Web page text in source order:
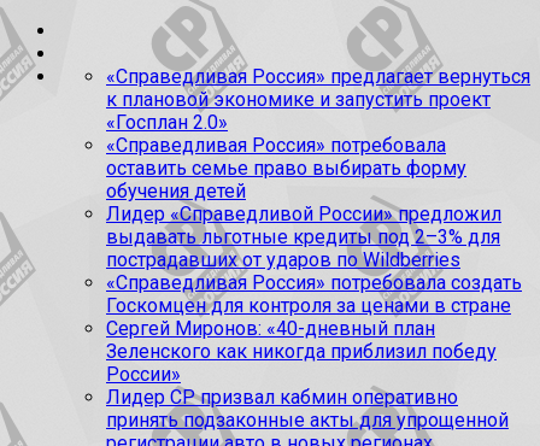
«Справедливая Россия» предлагает вернуться
к плановой экономике и запустить проект
«Госплан 2.0»
«Справедливая Россия» потребовала
оставить семье право выбирать форму
обучения детей
Лидер «Справедливой России» предложил
выдавать льготные кредиты под 2–3% для
пострадавших от ударов по Wildberries
«Справедливая Россия» потребовала создать
Госкомцен для контроля за ценами в стране
Сергей Миронов: «40-дневный план
Зеленского как никогда приблизил победу
России»
Лидер СР призвал кабмин оперативно
принять подзаконные акты для упрощенной